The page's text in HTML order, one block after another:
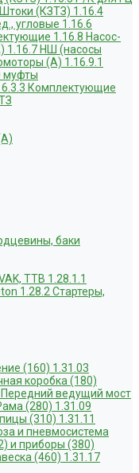
(КЗТЗ) 1.16.4
угловые 1.16.6
1.16.8 Насос-
1.16.7 НШ (насосы
(А) 1.16.9.1
муфты
Комплектующие
баки
ТТВ 1.28.1.1
1.28.2 Стартеры,
(160) 1.31.03
коробка (180)
Передний ведущий мост
(280) 1.31.09
(310) 1.31.11
и пневмосистема
и приборы (380)
(460) 1.31.17